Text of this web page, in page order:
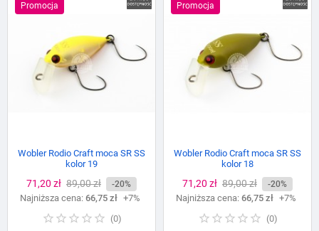
Promocja
Wobler Rodio Craft moca SR SS
kolor 19
Cena
71,20 zł Cena
podstawowa
89,00 zł -20%
Najniższa cena: 66,75 zł +7%
(0)
Promocja
Wobler Rodio Craft moca SR SS
kolor 18
Cena
71,20 zł Cena
podstawowa
89,00 zł -20%
Najniższa cena: 66,75 zł +7%
(0)